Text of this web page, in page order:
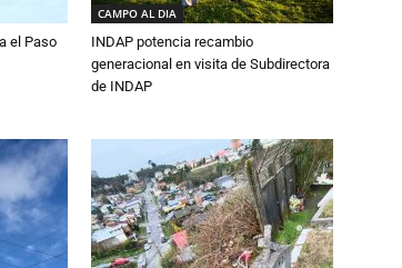
el Paso
CAMPO AL DIA
INDAP potencia recambio
generacional en visita de Subdirectora
de INDAP